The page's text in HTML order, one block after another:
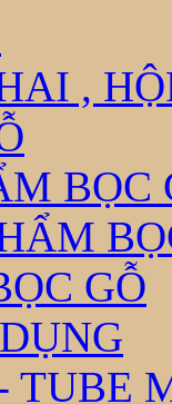
,
BỌC
GỖ
TUBE